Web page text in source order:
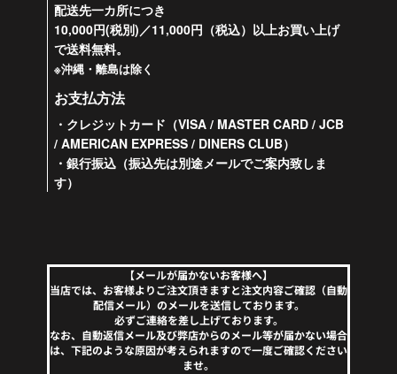
配送先一カ所につき
10,000円(税別)／11,000円（税込）以上お買い上げ
で送料無料。
※沖縄・離島は除く
お支払方法
・クレジットカード（VISA / MASTER CARD / JCB
/ AMERICAN EXPRESS / DINERS CLUB）
・銀行振込（振込先は別途メールでご案内致しま
す）
【メールが届かないお客様へ】
当店では、お客様よりご注文頂きますと注文内容ご確認（自動
配信メール）のメールを送信しております。
必ずご連絡を差し上げております。
なお、自動返信メール及び弊店からのメール等が届かない場合
は、下記のような原因が考えられますので一度ご確認ください
ませ。